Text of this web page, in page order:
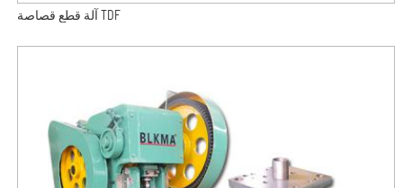
آلة قطع قصاصة TDF